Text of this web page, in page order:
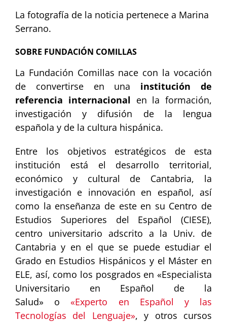
La fotografía de la noticia pertenece a Marina
Serrano.
SOBRE FUNDACIÓN COMILLAS
La Fundación Comillas nace con la vocación
de convertirse en una institución de
referencia internacional en la formación,
investigación y difusión de la lengua
española y de la cultura hispánica.
Entre los objetivos estratégicos de esta
institución está el desarrollo territorial,
económico y cultural de Cantabria, la
investigación e innovación en español, así
como la enseñanza de este en su Centro de
Estudios Superiores del Español (CIESE),
centro universitario adscrito a la Univ. de
Cantabria y en el que se puede estudiar el
Grado en Estudios Hispánicos y el Máster en
ELE, así, como los posgrados en «Especialista
Universitario en Español de la
Salud» o«Experto en Español y las
Tecnologías del Lenguaje», y otros cursos